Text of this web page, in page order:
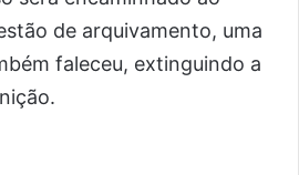
de arquivamento, uma
faleceu, extinguindo a